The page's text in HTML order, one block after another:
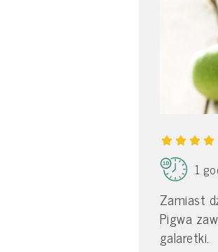
1
Zamiast
Pigwa
galaretki.